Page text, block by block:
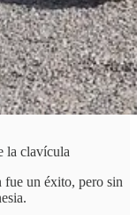
la clavícula
un éxito, pero sin